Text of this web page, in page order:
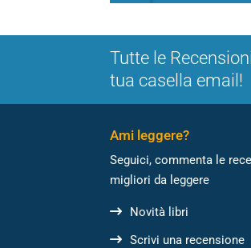
Tutte le
tua casella email!
Ami leggere?
Seguici, commenta le
migliori da leggere
Novità libri
Scrivi una recensione